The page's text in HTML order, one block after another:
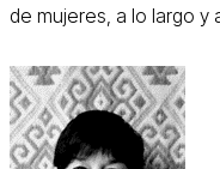
de mujeres, a lo largo y